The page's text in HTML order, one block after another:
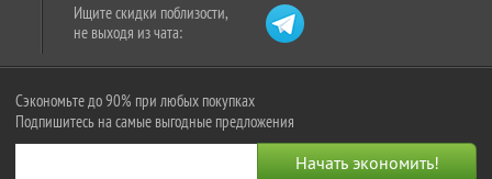
Ищите скидки поблизости,
не выходя из чата:
Сэкономьте до 90% при любых покупках
Подпишитесь на самые выгодные предложения